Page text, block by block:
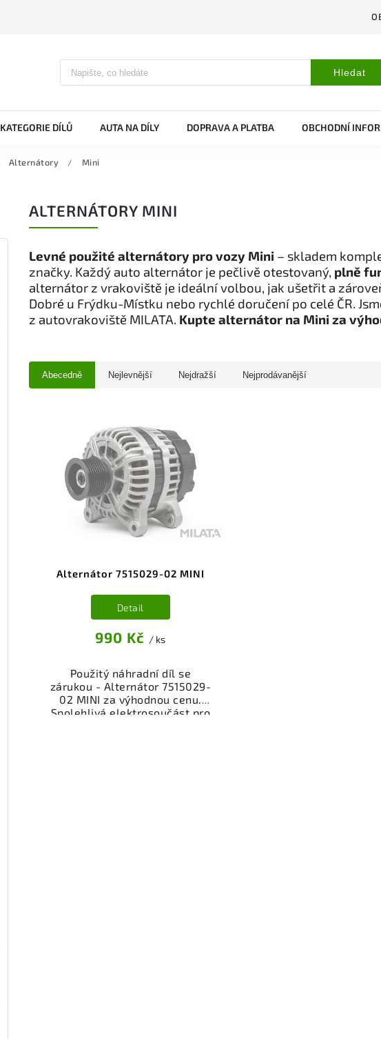
Hledat
KATEGORIE DÍLŮ AUTA NA DÍLY DOPRAVA A PLATBA OBCHODNÍ
Alternátory / Mini
ALTERNÁTORY MINI
Levné použité alternátory pro vozy Mini – skladem
značky. Každý auto alternátor je pečlivě otestovaný, plně
alternátor z vrakoviště je ideální volbou, jak ušetřit a
Dobré u Frýdku-Místku nebo rychlé doručení po celé ČR.
z autovrakoviště MILATA. Kupte alternátor na Mini za
Abecedně Nejlevnější Nejdražší Nejprodávanější
Alternátor 7515029-02 MINI
990 Kč / ks
Detail
Použitý náhradní díl se
zárukou - Alternátor 7515029-
02 MINI za výhodnou cenu.
Spolehlivá elektrosoučást pro